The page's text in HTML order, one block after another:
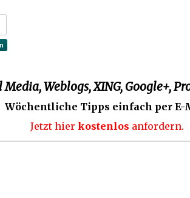
Media, Weblogs, XING, Google+,
Wöchentliche Tipps einfach per E-
Jetzt hier kostenlos anfordern.